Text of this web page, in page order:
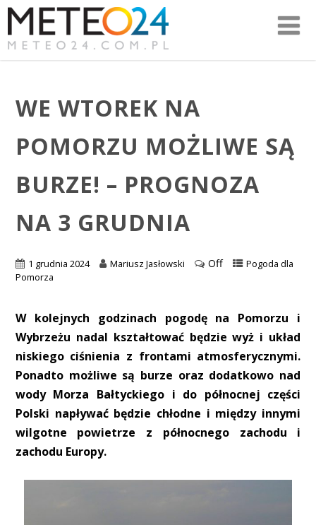
WE WTOREK NA
POMORZU MOŻLIWE SĄ
BURZE! – PROGNOZA
NA 3 GRUDNIA
1 grudnia 2024 Mariusz Jasłowski Off
Pogoda dla
Pomorza
W kolejnych godzinach pogodę na Pomorzu i
Wybrzeżu nadal kształtować będzie wyż i układ
niskiego ciśnienia z frontami atmosferycznymi.
Ponadto możliwe są burze oraz dodatkowo nad
wody Morza Bałtyckiego i do północnej części
Polski napływać będzie chłodne i między innymi
wilgotne powietrze z północnego zachodu i
zachodu Europy.